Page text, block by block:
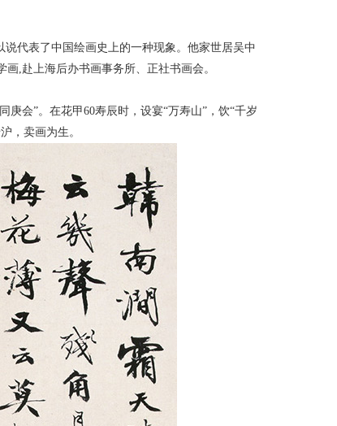
代表了中国绘画史上的一种现象。他家世居吴中
,赴上海后办书画事务所、正社书画会。
会”。在花甲60寿辰时，设宴“万寿山”，饮“千岁
，卖画为生。